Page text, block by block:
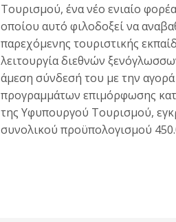
Τουρισμού, ένα νέο ενιαίο
οποίου αυτό φιλοδοξεί να
παρεχόμενης τουριστικής
λειτουργία διεθνών
άμεση σύνδεσή του με την
προγραμμάτων επιμόρφωσης
της Υφυπουργού Τουρισμού,
συνολικού προϋπολογισμού